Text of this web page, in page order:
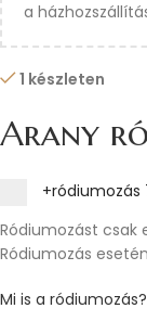
a
1 készleten
Arany
+ródiumozás
Ródiumozást csak
Ródiumozás
Mi is a